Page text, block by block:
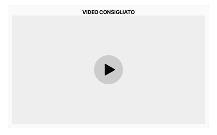
VIDEO CONSIGLIATO